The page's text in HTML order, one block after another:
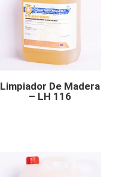
Limpiador De Madera
– LH 116